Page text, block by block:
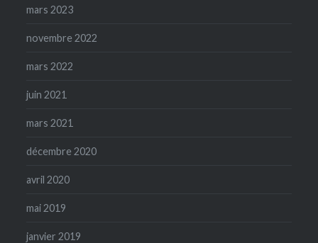
mars 2023
novembre 2022
mars 2022
juin 2021
mars 2021
décembre 2020
avril 2020
mai 2019
janvier 2019